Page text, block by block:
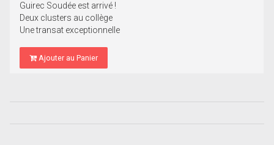
Guirec Soudée est arrivé !
Deux clusters au collège
Une transat exceptionnelle
Ajouter au Panier